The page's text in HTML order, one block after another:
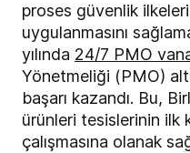
proses güvenlik
uygulanmasını
yılında 24/7 PMO
Yönetmeliği (PMO)
başarı kazandı. Bu,
ürünleri tesislerinin ilk
çalışmasına olanak